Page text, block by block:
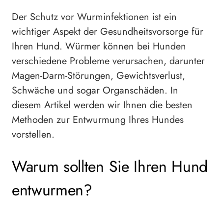
Der Schutz vor Wurminfektionen ist ein
wichtiger Aspekt der Gesundheitsvorsorge für
Ihren Hund. Würmer können bei Hunden
verschiedene Probleme verursachen, darunter
Magen-Darm-Störungen, Gewichtsverlust,
Schwäche und sogar Organschäden. In
diesem Artikel werden wir Ihnen die besten
Methoden zur Entwurmung Ihres Hundes
vorstellen.
Warum sollten Sie Ihren Hund
entwurmen?